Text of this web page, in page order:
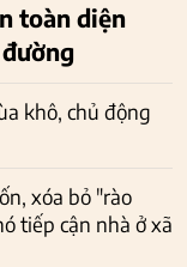
toàn diện
khô, chủ động
xóa bỏ "rào
tiếp cận nhà ở xã